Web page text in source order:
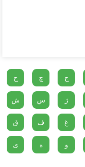
ج چ ح
ژ س ش
غ ف ق
و ه ی